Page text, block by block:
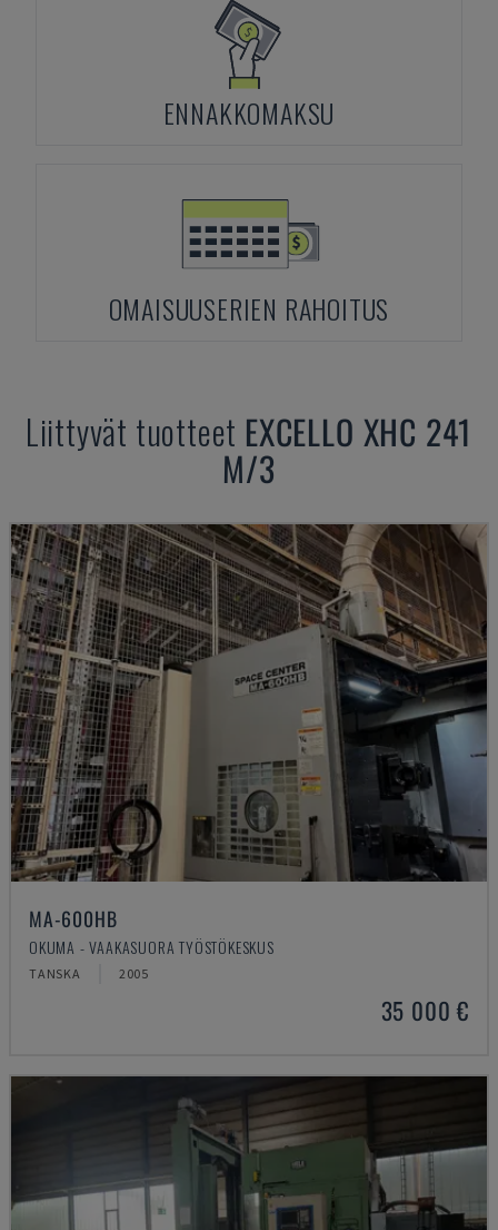
ENNAKKOMAKSU
OMAISUUSERIEN RAHOITUS
Liittyvät tuotteet EXCELLO XHC 241
M/3
MA-600HB
OKUMA - VAAKASUORA TYÖSTÖKESKUS
TANSKA 2005
35 000 €